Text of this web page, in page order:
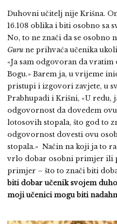
Duhovni učitelj nije Krišna.
16.108 oblika i biti osobno sa
No, to ne znači da se osobno
Guru ne prihvaća učenika
«Ja sam odgovoran da
Bogu.» Barem ja, u vrijeme
pristupi i izgovori zavjete, u
Prabhupadi i Krišni, «U redu,
odgovornost da dovedem
lotosovih stopala, što god to
odgovornost dovesti ovu
stopala.» Način na koji ja to
vrlo dobar osobni primjer ili
primjer – što to znači biti
biti dobar učenik svojem
moji učenici mogu biti